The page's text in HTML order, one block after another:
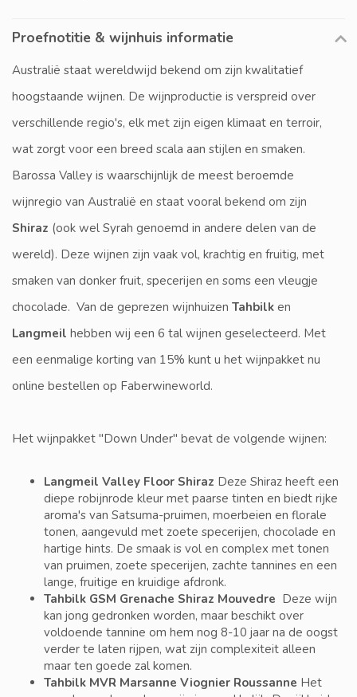
Proefnotitie & wijnhuis informatie
Australië staat wereldwijd bekend om zijn kwalitatief
hoogstaande wijnen. De wijnproductie is verspreid over
verschillende regio's, elk met zijn eigen klimaat en terroir,
wat zorgt voor een breed scala aan stijlen en smaken.
Barossa Valley is waarschijnlijk de meest beroemde
wijnregio van Australië en staat vooral bekend om zijn
Shiraz (ook wel Syrah genoemd in andere delen van de
wereld). Deze wijnen zijn vaak vol, krachtig en fruitig, met
smaken van donker fruit, specerijen en soms een vleugje
chocolade. Van de geprezen wijnhuizen Tahbilk en
Langmeil hebben wij een 6 tal wijnen geselecteerd. Met
een eenmalige korting van 15% kunt u het wijnpakket nu
online bestellen op Faberwineworld.
Het wijnpakket "Down Under" bevat de volgende wijnen:
Langmeil Valley Floor Shiraz Deze Shiraz heeft een
diepe robijnrode kleur met paarse tinten en biedt rijke
aroma's van Satsuma-pruimen, moerbeien en florale
tonen, aangevuld met zoete specerijen, chocolade en
hartige hints. De smaak is vol en complex met tonen
van pruimen, zoete specerijen, zachte tannines en een
lange, fruitige en kruidige afdronk.
Tahbilk GSM Grenache Shiraz Mouvedre Deze wijn
kan jong gedronken worden, maar beschikt over
voldoende tannine om hem nog 8-10 jaar na de oogst
verder te laten rijpen, wat zijn complexiteit alleen
maar ten goede zal komen.
Tahbilk MVR Marsanne Viognier Roussanne Het